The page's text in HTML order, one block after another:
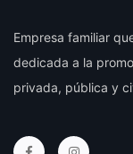
Empresa familiar
dedicada a la
privada, pública y